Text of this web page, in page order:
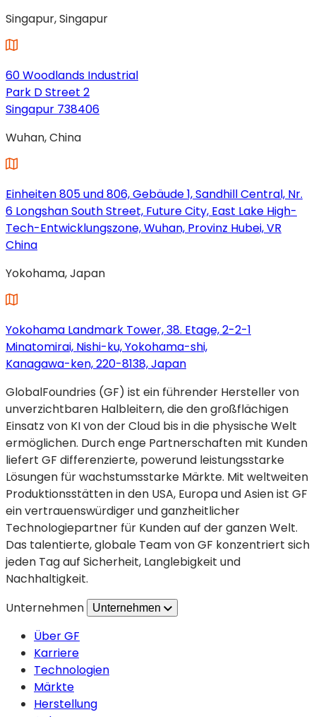
in
einem
Tab
geöffnet)
Singapur, Singapur
60 Woodlands Industrial
Park D Street 2
Singapur 738406
in
einem
Tab
geöffnet)
Wuhan, China
Einheiten 805 und 806, Gebäude 1, Sandhill Central, Nr.
6 Longshan South Street, Future City, East Lake High-
Tech-Entwicklungszone, Wuhan, Provinz Hubei, VR
China
in
einem
Tab
geöffnet)
Yokohama, Japan
Yokohama Landmark Tower, 38. Etage, 2-2-1
Minatomirai, Nishi-ku, Yokohama-shi,
Kanagawa-ken, 220-8138, Japan
in
einem
neuen
Tab
geöffnet)
GlobalFoundries (GF) ist ein führender Hersteller von
unverzichtbaren Halbleitern, die den großflächigen
Einsatz von KI von der Cloud bis in die physische Welt
ermöglichen. Durch enge Partnerschaften mit Kunden
liefert GF differenzierte, powerund leistungsstarke
Lösungen für wachstumsstarke Märkte. Mit weltweiten
Produktionsstätten in den USA, Europa und Asien ist GF
ein vertrauenswürdiger und ganzheitlicher
Technologiepartner für Kunden auf der ganzen Welt.
Das talentierte, globale Team von GF konzentriert sich
jeden Tag auf Sicherheit, Langlebigkeit und
Nachhaltigkeit.
Unternehmen
Unternehmen
Über GF
Karriere
Technologien
Märkte
Herstellung